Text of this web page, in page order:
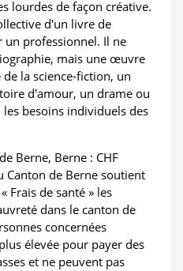
lourdes de façon créative.
d'un livre de
un professionnel. Il ne
mais une œuvre
la science-fiction, un
d'amour, un drame ou
besoins individuels des
Berne, Berne : CHF
Canton de Berne soutient
Frais de santé » les
dans le canton de
concernées
élevée pour payer des
et ne peuvent pas